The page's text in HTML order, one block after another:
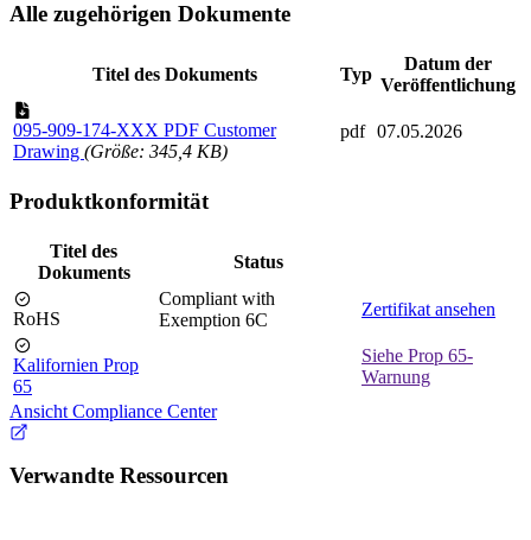
Alle zugehörigen Dokumente
Titel des Dokuments Typ
Datum der
Veröffentlichung
095-909-174-XXX PDF Customer
Drawing (Größe: 345,4 KB)
pdf 07.05.2026
Produktkonformität
Titel des
Dokuments
Status
RoHS
Compliant with
Exemption 6C
Zertifikat ansehen
Kalifornien Prop
65
Siehe Prop 65-
Warnung
Ansicht Compliance Center
Verwandte Ressourcen